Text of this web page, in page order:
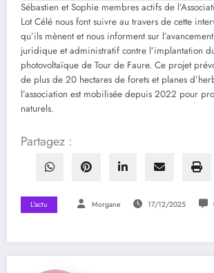
Sébastien et Sophie membres actifs de
Lot Célé nous font suivre au travers de cette
qu’ils mènent et nous informent sur
juridique et administratif contre l’implantation
photovoltaïque de Tour de Faure. Ce projet
de plus de 20 hectares de forets et planes
l’association est mobilisée depuis 2022 pour
naturels.
Partagez :
L'actu Morgane 17/12/2025